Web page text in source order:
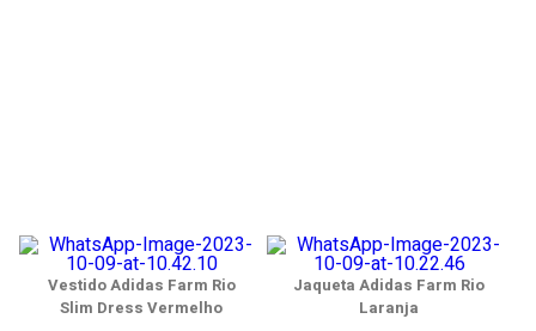
Vestido Adidas Farm Rio
Slim Dress Vermelho
Jaqueta Adidas Farm Rio
Laranja